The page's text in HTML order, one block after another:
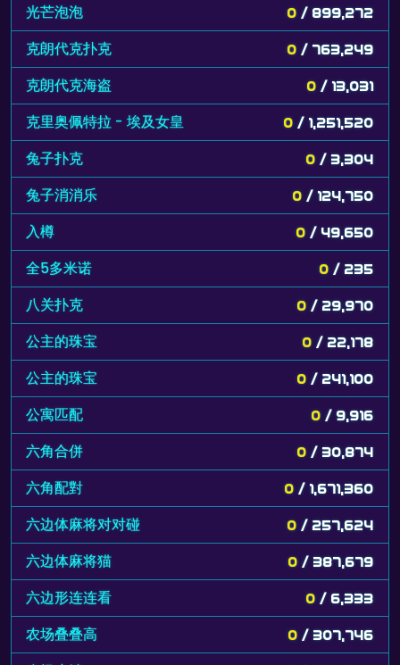
光芒泡泡 0 / 899,272
克朗代克扑克 0 / 763,249
克朗代克海盗 0 / 13,031
克里奥佩特拉 - 埃及女皇 0 / 1,251,520
兔子扑克 0 / 3,304
兔子消消乐 0 / 124,750
入樽 0 / 49,650
全5多米诺 0 / 235
八关扑克 0 / 29,970
公主的珠宝 0 / 22,178
公主的珠宝 0 / 241,100
公寓匹配 0 / 9,916
六角合併 0 / 30,874
六角配對 0 / 1,671,360
六边体麻将对对碰 0 / 257,624
六边体麻将猫 0 / 387,679
六边形连连看 0 / 6,333
农场叠叠高 0 / 307,746